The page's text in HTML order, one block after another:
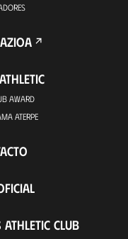
AWARD
ATERPE
ATHLETIC CLUB